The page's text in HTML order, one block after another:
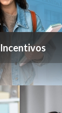
Incentivos